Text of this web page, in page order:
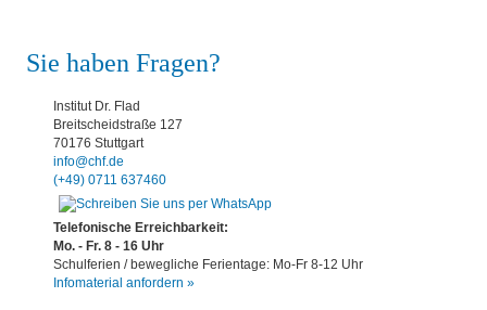
Sie haben Fragen?
Institut Dr. Flad
Breitscheidstraße 127
70176 Stuttgart
info@chf.de
(+49) 0711 637460
Telefonische Erreichbarkeit:
Mo. - Fr. 8 - 16 Uhr
Schulferien / bewegliche Ferientage: Mo-Fr 8-12 Uhr
Infomaterial anfordern »